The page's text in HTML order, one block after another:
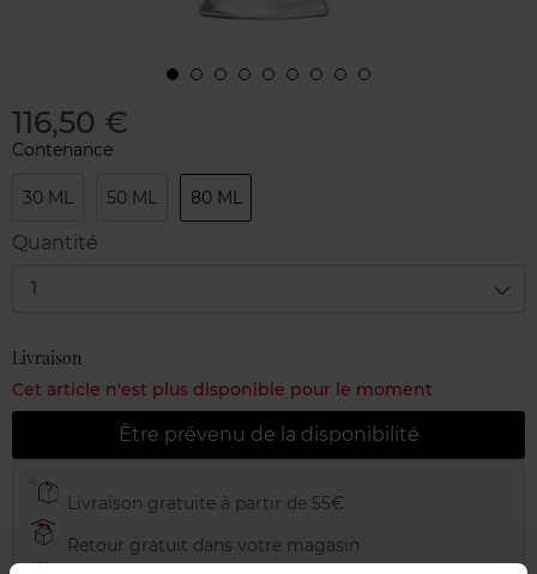
116,50 €
Contenance
30 ML 50 ML 80 ML
Quantité
1
Livraison
Cet article n'est plus disponible pour le moment
Être prévenu de la disponibilité
Livraison gratuite à partir de 55€
Retour gratuit dans votre magasin